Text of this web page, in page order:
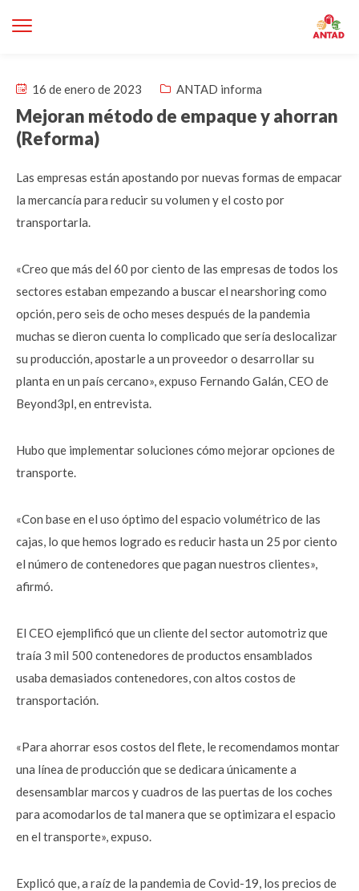
16 de enero de 2023 ANTAD informa
Mejoran método de empaque y ahorran
(Reforma)
Las empresas están apostando por nuevas formas de empacar
la mercancía para reducir su volumen y el costo por
transportarla.
«Creo que más del 60 por ciento de las empresas de todos los
sectores estaban empezando a buscar el nearshoring como
opción, pero seis de ocho meses después de la pandemia
muchas se dieron cuenta lo complicado que sería deslocalizar
su producción, apostarle a un proveedor o desarrollar su
planta en un país cercano», expuso Fernando Galán, CEO de
Beyond3pl, en entrevista.
Hubo que implementar soluciones cómo mejorar opciones de
transporte.
«Con base en el uso óptimo del espacio volumétrico de las
cajas, lo que hemos logrado es reducir hasta un 25 por ciento
el número de contenedores que pagan nuestros clientes»,
afirmó.
El CEO ejemplificó que un cliente del sector automotriz que
traía 3 mil 500 contenedores de productos ensamblados
usaba demasiados contenedores, con altos costos de
transportación.
«Para ahorrar esos costos del flete, le recomendamos montar
una línea de producción que se dedicara únicamente a
desensamblar marcos y cuadros de las puertas de los coches
para acomodarlos de tal manera que se optimizara el espacio
en el transporte», expuso.
Explicó que, a raíz de la pandemia de Covid-19, los precios de